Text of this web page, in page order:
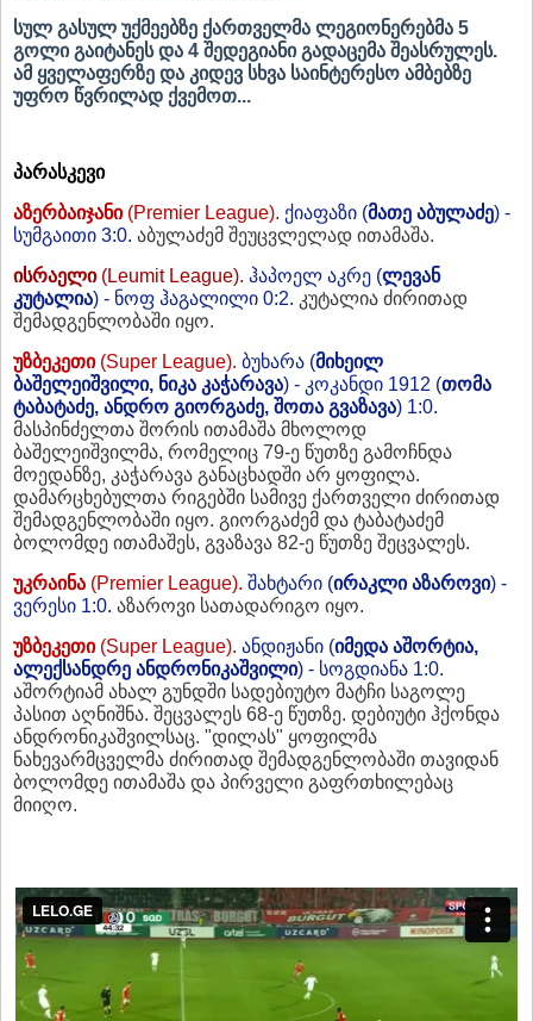
სულ გასულ უქმეებზე ქართველმა ლეგიონერებმა 5
გოლი გაიტანეს და 4 შედეგიანი გადაცემა შეასრულეს.
ამ ყველაფერზე და კიდევ სხვა საინტერესო ამბებზე
უფრო წვრილად ქვემოთ...
პარასკევი
აზერბაიჯანი (Premier League). ქიაფაზი (მათე აბულაძე) -
სუმგაითი 3:0. აბულაძემ შეუცვლელად ითამაშა.
ისრაელი(Leumit League). ჰაპოელ აკრე (ლევან
კუტალია) - ნოფ ჰაგალილი 0:2. კუტალია ძირითად
შემადგენლობაში იყო.
უზბეკეთი (Super League). ბუხარა (მიხეილ
ბაშელეიშვილი, ნიკა კაჭარავა) - კოკანდი 1912 (თომა
ტაბატაძე, ანდრო გიორგაძე, შოთა გვაზავა) 1:0.
მასპინძელთა შორის ითამაშა მხოლოდ
ბაშელეიშვილმა, რომელიც 79-ე წუთზე გამოჩნდა
მოედანზე, კაჭარავა განაცხადში არ ყოფილა.
დამარცხებულთა რიგებში სამივე ქართველი ძირითად
შემადგენლობაში იყო. გიორგაძემ და ტაბატაძემ
ბოლომდე ითამაშეს, გვაზავა 82-ე წუთზე შეცვალეს.
უკრაინა (Premier League). შახტარი (ირაკლი აზაროვი) -
ვერესი 1:0. აზაროვი სათადარიგო იყო.
უზბეკეთი (Super League). ანდიჟანი (იმედა აშორტია,
ალექსანდრე ანდრონიკაშვილი) - სოგდიანა 1:0.
აშორტიამ ახალ გუნდში სადებიუტო მატჩი საგოლე
პასით აღნიშნა. შეცვალეს 68-ე წუთზე. დებიუტი ჰქონდა
ანდრონიკაშვილსაც. "დილას" ყოფილმა
ნახევარმცველმა ძირითად შემადგენლობაში თავიდან
ბოლომდე ითამაშა და პირველი გაფრთხილებაც
მიიღო.